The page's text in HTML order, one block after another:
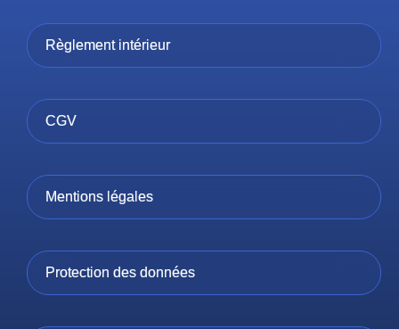
Règlement intérieur
CGV
Mentions légales
Protection des données